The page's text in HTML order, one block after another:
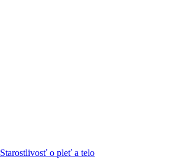
Starostlivosť o pleť a telo